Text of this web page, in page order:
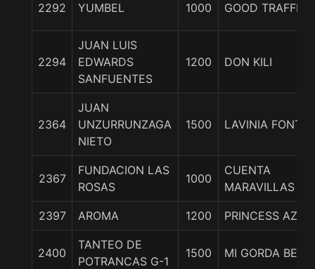
2292 YUMBEL 1000 GOOD TRAFFIC
2294
JUAN LUIS
EDWARDS
SANFUENTES
1200 DON KILI
2364
JUAN
UNZURRUNZAGA
NIETO
1500 LAVINIA
2367
FUNDACION LAS
ROSAS
1000
CUENTA
MARAVILLAS
2397 AROMA 1200 PRINCESS
2400
TANTEO DE
POTRANCAS G-1
1500 MI GORDA